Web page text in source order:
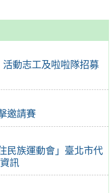
動志工及啦啦隊招募
邀請賽
民族運動會」臺北市代
訊